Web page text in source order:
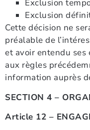
Exclusion
Exclusion
Cette décision ne
préalable de
et avoir entendu
aux règles
information auprès
SECTION 4 –
Article 12 –